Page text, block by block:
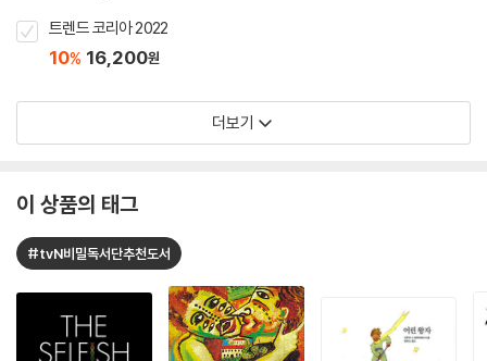
트렌드 코리아 2022
10% 16,200원
더보기
이 상품의 태그
#tvN비밀독서단추천도서